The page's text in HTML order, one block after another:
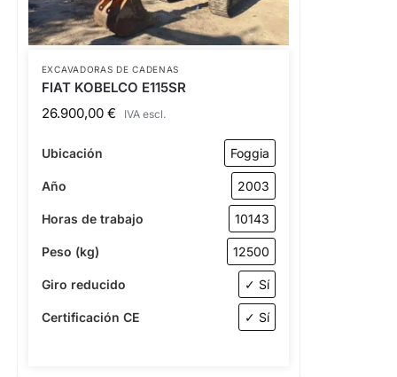
EXCAVADORAS DE CADENAS
FIAT KOBELCO E115SR
26.900,00 € IVA escl.
Ubicación Foggia
Año 2003
Horas de trabajo 10143
Peso (kg) 12500
Giro reducido ✓ Sí
Certificación CE ✓ Sí